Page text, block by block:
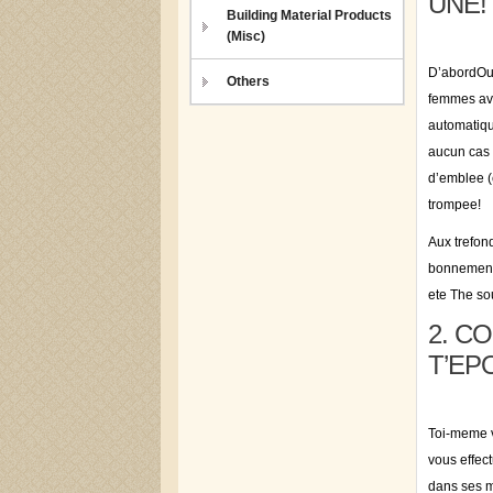
Building Material Products
(Misc)
Others
femmes
aucun cas
d’emblee
trompee!
Aux
ete The
2.
Toi-meme
vous
dans ses